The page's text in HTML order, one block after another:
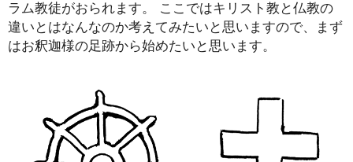
ラム教徒がおられます。 ここではキリスト教と仏教の
違いとはなんなのか考えてみたいと思いますので、まず
はお釈迦様の足跡から始めたいと思います。